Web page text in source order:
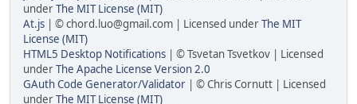
underThe MIT License (MIT)
At.js | ©chord.luo@gmail.com | Licensed underThe MIT
License (MIT)
HTML5 Desktop Notifications | © Tsvetan Tsvetkov | Licensed
underThe Apache License Version 2.0
GAuth Code Generator/Validator | © Chris Cornutt | Licensed
underThe MIT License (MIT)